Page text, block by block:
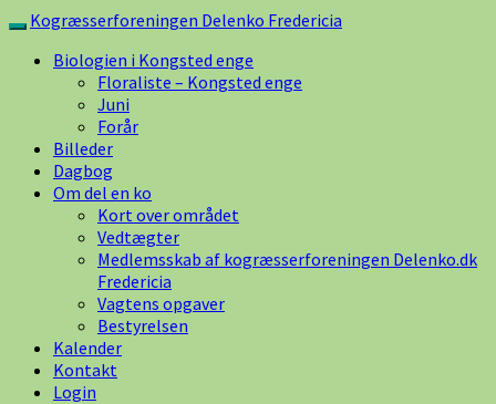
Skip
content
Toggle
navigation
Kogræsserforeningen Delenko Fredericia
Biologien i Kongsted enge
Floraliste – Kongsted enge
Juni
Forår
Billeder
Dagbog
Om del en ko
Kort over området
Vedtægter
Medlemsskab af kogræsserforeningen Delenko.dk
Fredericia
Vagtens opgaver
Bestyrelsen
Kalender
Kontakt
Login